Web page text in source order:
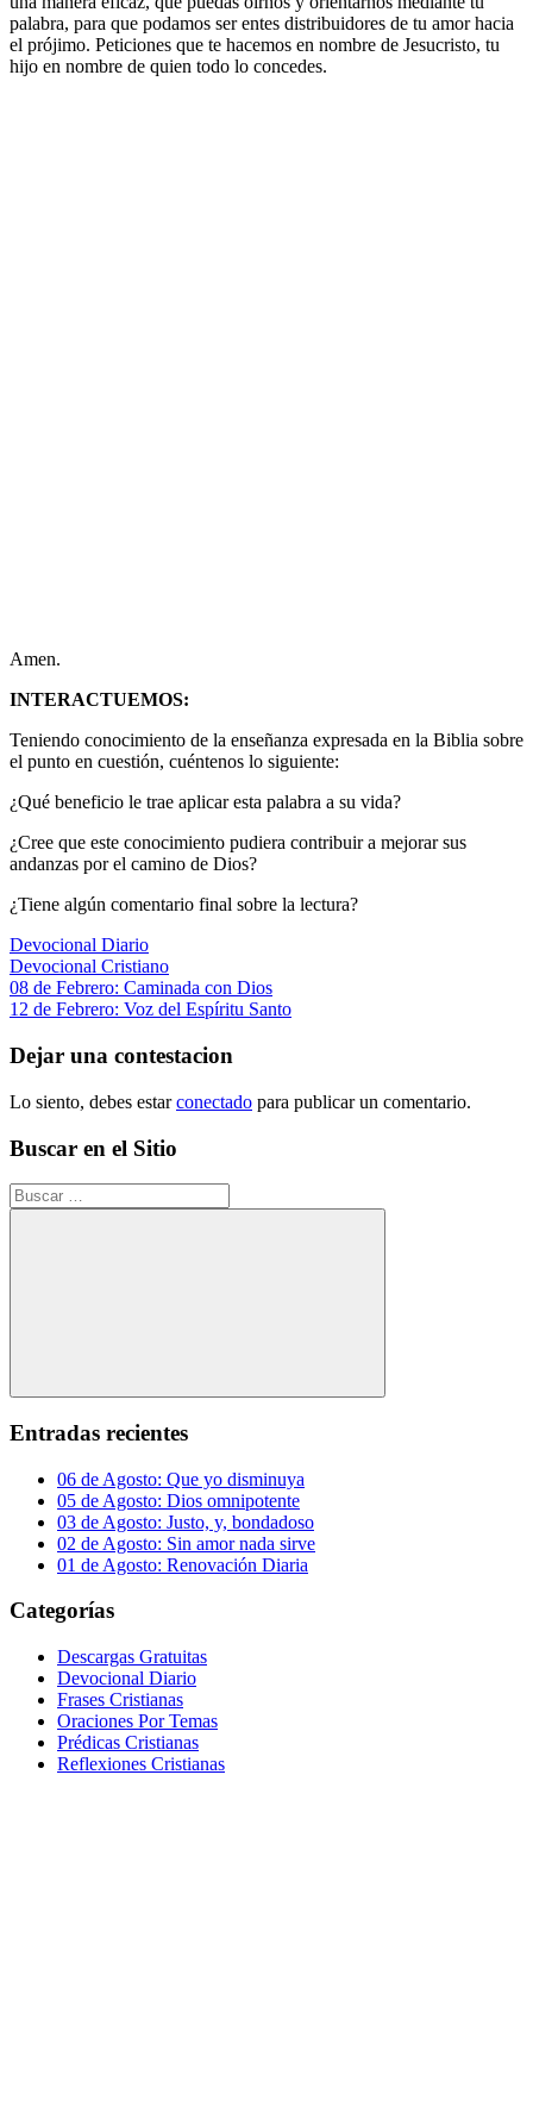
palabra, para que podamos ser entes distribuidores de tu amor hacia
el prójimo. Peticiones que te hacemos en nombre de Jesucristo, tu
hijo en nombre de quien todo lo concedes.
Amen.
INTERACTUEMOS:
Teniendo conocimiento de la enseñanza expresada en la Biblia sobre
el punto en cuestión, cuéntenos lo siguiente:
¿Qué beneficio le trae aplicar esta palabra a su vida?
¿Cree que este conocimiento pudiera contribuir a mejorar sus
andanzas por el camino de Dios?
¿Tiene algún comentario final sobre la lectura?
Devocional Diario
Devocional Cristiano
Navegación
de
entradas
Entrada
anterior:
08 de Febrero: Caminada con Dios
Siguiente
12 de Febrero: Voz del Espíritu Santo
Dejar una contestacion
Lo siento, debes estarconectado para publicar un comentario.
Buscar en el Sitio
Buscar:
Buscar
Entradas recientes
06 de Agosto: Que yo disminuya
05 de Agosto: Dios omnipotente
03 de Agosto: Justo, y, bondadoso
02 de Agosto: Sin amor nada sirve
01 de Agosto: Renovación Diaria
Categorías
Descargas Gratuitas
Devocional Diario
Frases Cristianas
Oraciones Por Temas
Prédicas Cristianas
Reflexiones Cristianas